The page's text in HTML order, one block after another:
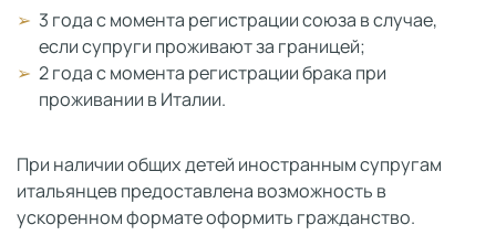
3 года с момента регистрации союза в случае,
если супруги проживают за границей;
2 года с момента регистрации брака при
проживании в Италии.
При наличии общих детей иностранным супругам
итальянцев предоставлена возможность в
ускоренном формате оформить гражданство.